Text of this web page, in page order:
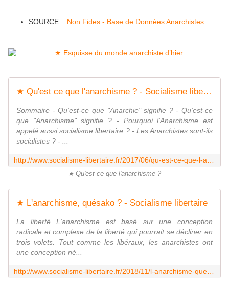
SOURCE : Non Fides - Base de Données Anarchistes
★ Qu'est ce que l'anarchisme ? - Socialisme libertaire
Sommaire - Qu'est-ce que "Anarchie" signifie ? - Qu'est-ce
que "Anarchisme" signifie ? - Pourquoi l'Anarchisme est
appelé aussi socialisme libertaire ? - Les Anarchistes sont-ils
socialistes ? - ...
★ Qu'est ce que l'anarchisme ?
★ L'anarchisme, quésako ? - Socialisme libertaire
La liberté L'anarchisme est basé sur une conception
radicale et complexe de la liberté qui pourrait se décliner en
trois volets. Tout comme les libéraux, les anarchistes ont
une conception né...